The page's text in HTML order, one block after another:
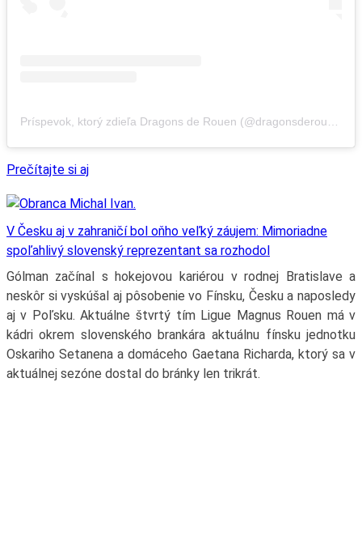
Príspevok, ktorý zdieľa Dragons de Rouen (@dragonsderouen)
Prečítajte si aj
V Česku aj v zahraničí bol oňho veľký záujem: Mimoriadne
spoľahlivý slovenský reprezentant sa rozhodol
Gólman začínal s hokejovou kariérou v rodnej Bratislave a
neskôr si vyskúšal aj pôsobenie vo Fínsku, Česku a naposledy
aj v Poľsku. Aktuálne štvrtý tím Ligue Magnus Rouen má v
kádri okrem slovenského brankára aktuálnu fínsku jednotku
Oskariho Setanena a domáceho Gaetana Richarda, ktorý sa v
aktuálnej sezóne dostal do bránky len trikrát.